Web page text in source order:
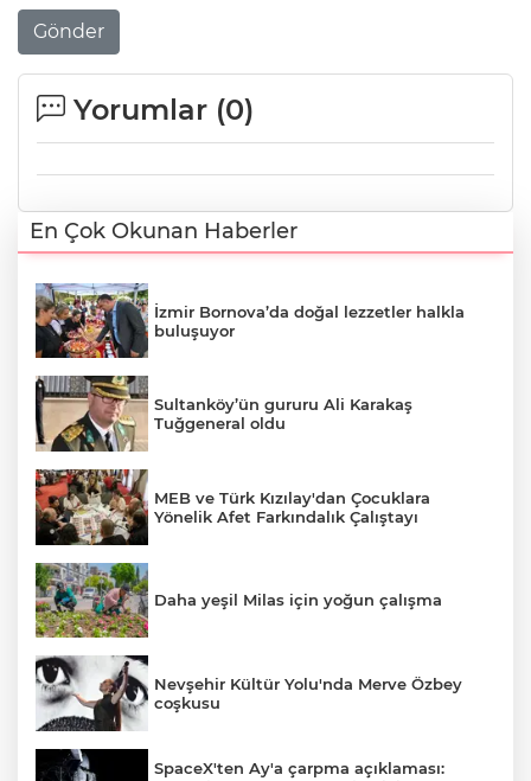
Gönder
Yorumlar (0)
En Çok Okunan Haberler
İzmir Bornova’da doğal lezzetler halkla
buluşuyor
Sultanköy’ün gururu Ali Karakaş
Tuğgeneral oldu
MEB ve Türk Kızılay'dan Çocuklara
Yönelik Afet Farkındalık Çalıştayı
Daha yeşil Milas için yoğun çalışma
Nevşehir Kültür Yolu'nda Merve Özbey
coşkusu
SpaceX'ten Ay'a çarpma açıklaması: